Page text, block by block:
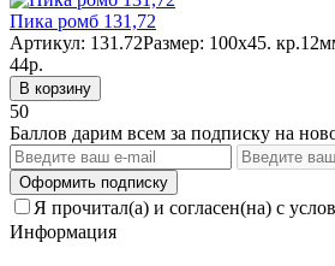
Пика ромб 131,72
Артикул: 131.72Размер: 100x45.
44р.
В корзину
50
Баллов дарим всем за подписку на
Оформить подписку
Я прочитал(а) и согласен(на) с
Информация